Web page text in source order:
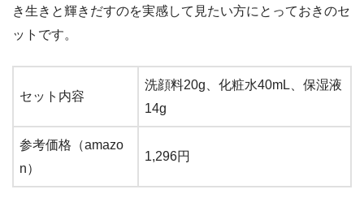
き生きと輝きだすのを実感して見たい方にとっておきのセ
ットです。
セット内容
洗顔料20g、化粧水40mL、保湿液
14g
参考価格（amazo
n）
1,296円